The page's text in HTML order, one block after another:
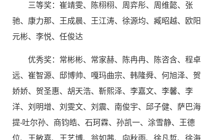
三等奖：崔靖雯、陈栩栩、周弈彤、周维懿、张
驰、康力那、王成晨、王江涛、徐源均、臧昭越、欧阳
元彬、李悦、任俊达
优秀奖：常彬彬、常家赫、陈冉冉、陈咨含、程卓
远、崔智源、邸博帅、嘎玛曲宗、韩隆舜、何旭泽、贺
娇娇、贺圣惠、胡天浩、靳熙泽、李嘉文、李馨、李
洋、刘明增、刘雯文、刘震、南俊宇、邱子健、萨巴海
提·吐尔孙、商钧皓、石珂霖、孙凯一、涂雪静、王德